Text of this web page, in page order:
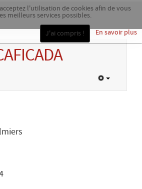
l'utilisation de cookies afin de vous
meilleurs services possibles.
En savoir plus
J'ai compris !